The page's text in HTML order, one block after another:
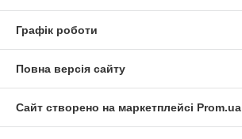
Графік роботи
Повна версія сайту
Сайт створено на маркетплейсі Prom.ua